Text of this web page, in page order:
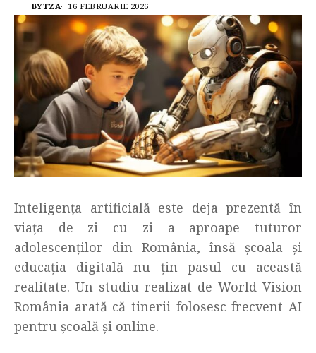
BYTZA 16 FEBRUARIE 2026
Inteligența artificială este deja prezentă în
viața de zi cu zi a aproape tuturor
adolescenților din România, însă școala și
educația digitală nu țin pasul cu această
realitate. Un studiu realizat de World Vision
România arată că tinerii folosesc frecvent AI
pentru școală și online.